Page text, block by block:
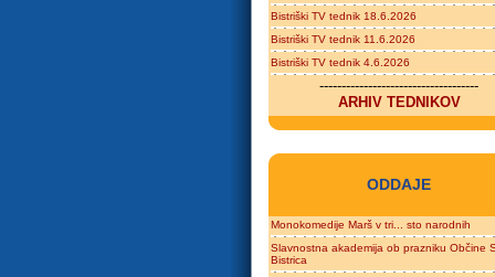
Bistriški TV tednik 18.6.2026
Bistriški TV tednik 11.6.2026
Bistriški TV tednik 4.6.2026
------------------------------------
ARHIV TEDNIKOV
ODDAJE
Monokomedije Marš v tri... sto narodnih
Slavnostna akademija ob prazniku Občine
Bistrica